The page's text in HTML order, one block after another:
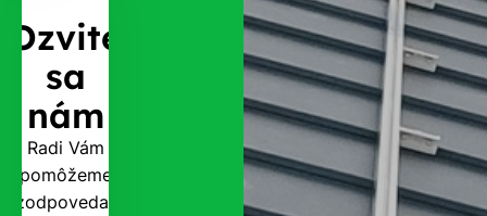
Ozvite
sa
nám
Radi Vám
pomôžeme
zodpovedať